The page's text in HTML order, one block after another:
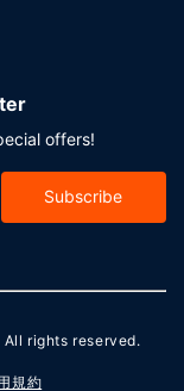
offers!
Subscribe
All rights reserved.
規約